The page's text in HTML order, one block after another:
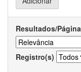
Resultados/Página
Registro(s)